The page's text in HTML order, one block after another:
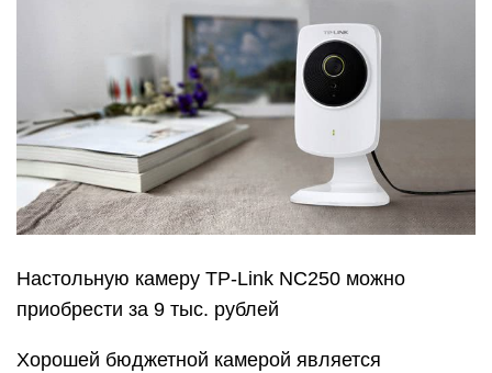
Настольную камеру TP-Lіnk NC250 можно
приобрести за 9 тыс. рублей
Хорошей бюджетной камерой является